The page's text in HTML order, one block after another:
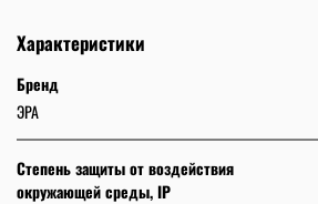
Характеристики
Бренд
ЭРА
Степень защиты от воздействия
окружающей среды, IP